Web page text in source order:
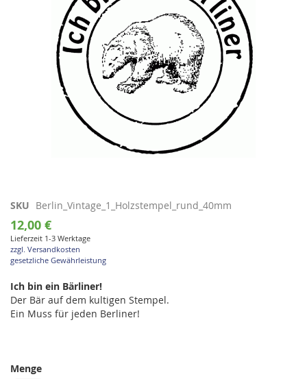
Zum
Anfang
der
Bildgalerie
springen
SKU Berlin_Vintage_1_Holzstempel_rund_40mm
12,00 €
Lieferzeit 1-3 Werktage
zzgl. Versandkosten
gesetzliche Gewährleistung
Ich bin ein Bärliner!
Der Bär auf dem kultigen Stempel.
Ein Muss für jeden Berliner!
Menge